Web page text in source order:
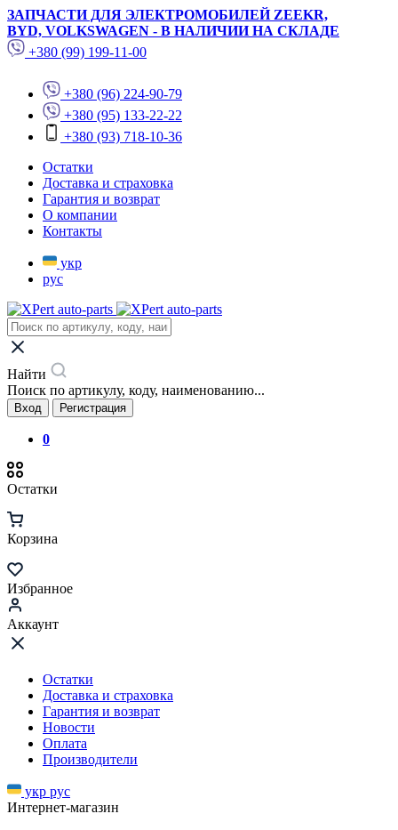
ЗАПЧАСТИ ДЛЯ ЭЛЕКТРОМОБИЛЕЙ ZEEKR,
BYD, VOLKSWAGEN - В НАЛИЧИИ НА СКЛАДЕ
+380 (99) 199-11-00
+380 (96) 224-90-79
+380 (95) 133-22-22
+380 (93) 718-10-36
Остатки
Доставка и страховка
Гарантия и возврат
О компании
Контакты
укр
рус
Найти
Поиск по артикулу, коду, наименованию...
Вход Регистрация
0
Остатки
Корзина
Избранное
Аккаунт
Остатки
Доставка и страховка
Гарантия и возврат
Новости
Оплата
Производители
укр рус
Интернет-магазин